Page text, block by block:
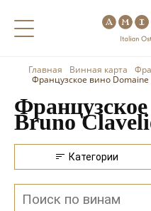
Назад
Холодные
Чай
Кофе
Назад
Вино
Шампанское
Игристое
Портвейн
Назад
Виски
Коньяк
Арманьяк
Текила
Главная Винная карта
Французское вино
Bruno
Категории